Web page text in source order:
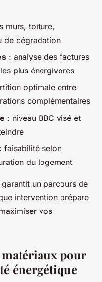
murs, toiture,
de dégradation
: analyse des factures
plus énergivores
optimale entre
complémentaires
: niveau BBC visé et
: faisabilité selon
du logement
un parcours de
intervention prépare
vos
matériaux pour
énergétique